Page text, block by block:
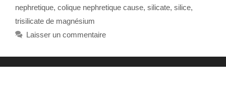
nephretique, colique nephretique cause, silicate, silice,
trisilicate de magnésium
Laisser un commentaire